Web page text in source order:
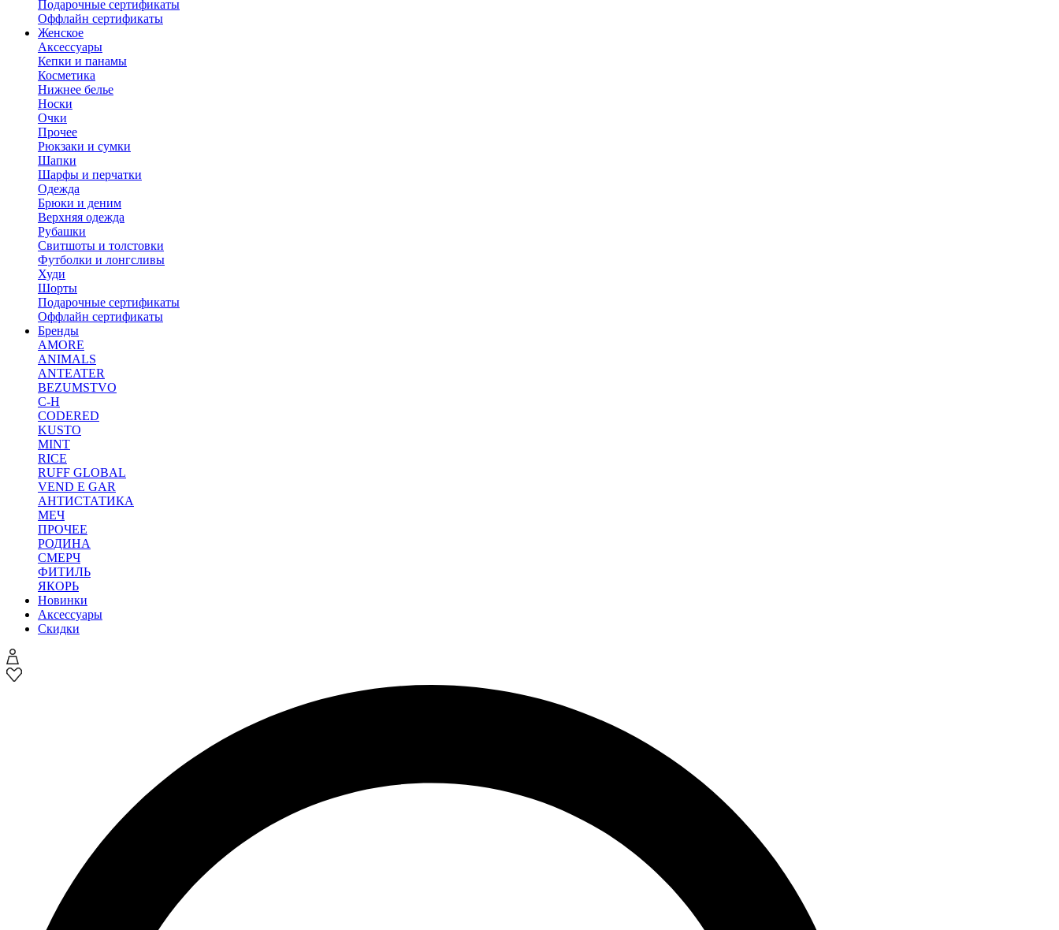
Подарочные сертификаты
Оффлайн сертификаты
Женское
Аксессуары
Кепки и панамы
Косметика
Нижнее белье
Носки
Очки
Прочее
Рюкзаки и сумки
Шапки
Шарфы и перчатки
Одежда
Брюки и деним
Верхняя одежда
Рубашки
Свитшоты и толстовки
Футболки и лонгсливы
Худи
Шорты
Подарочные сертификаты
Оффлайн сертификаты
Бренды
AMORE
ANIMALS
ANTEATER
BEZUMSTVO
C-H
CODERED
KUSTO
MINT
RICE
RUFF GLOBAL
VEND E GAR
АНТИСТАТИКА
МЕЧ
ПРОЧЕЕ
РОДИНА
СМЕРЧ
ФИТИЛЬ
ЯКОРЬ
Новинки
Аксессуары
Скидки